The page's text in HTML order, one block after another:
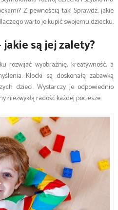
Z pewnością tak! Sprawdź, jakie
warto je kupić swojemu dziecku.
są jej zalety?
rozwijać wyobraźnię, kreatywność, a
Klocki są doskonałą zabawką
dzieci. Wystarczy je odpowiednio
niezwykłą radość każdej pociesze.